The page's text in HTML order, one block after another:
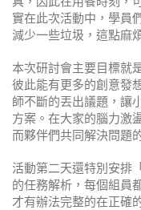
實在此次活動中，學員
減少一些垃圾，這點麻
本次研討會主要目標就
彼此能有更多的創意發
師不斷的丟出議題，讓
方案。在大家的腦力激
而夥伴們共同解決問題
活動第二天還特別安排
的任務解析，每個組員
才有辦法完整的在正確